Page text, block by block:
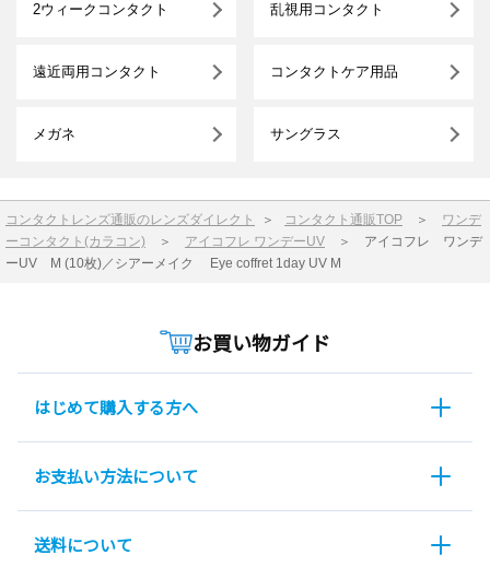
2ウィークコンタクト 乱視用コンタクト
遠近両用コンタクト コンタクトケア用品
メガネ サングラス
コンタクトレンズ通販のレンズダイレクト ＞ コンタクト通販TOP ＞ ワンデ
ーコンタクト(カラコン) ＞ アイコフレ ワンデーUV ＞ アイコフレ ワンデ
ーUV M (10枚)／シアーメイク Eye coffret 1day UV M
お買い物ガイド
はじめて購入する方へ
お支払い方法について
送料について